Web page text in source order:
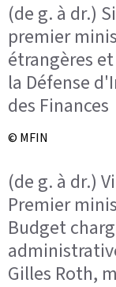
(de g. à dr.)
premier
étrangères
la Défense
des Finances
© MFIN
(de g. à dr.)
Premier
Budget
Gilles Roth,